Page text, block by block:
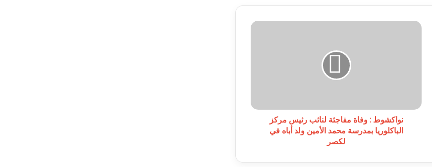
نواكشوط
بمدرسة
نواكشوط : وفاة مفاجئة لنائب رئيس مركز
الباكلوريا بمدرسة محمد الأمين ولد أباه في
لكصر